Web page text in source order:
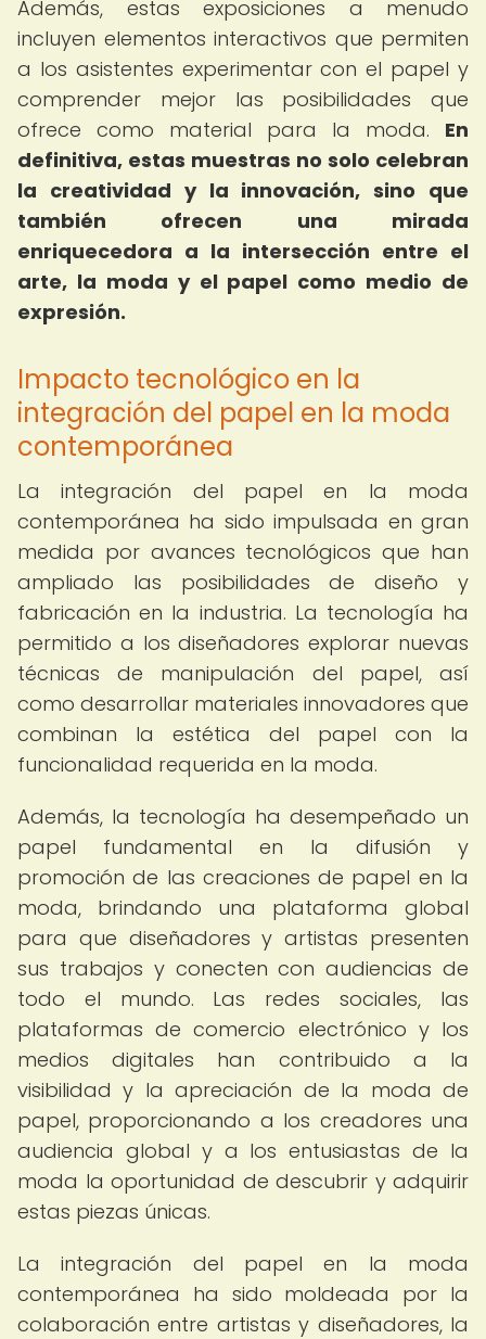
Además, estas exposiciones a menudo
incluyen elementos interactivos que permiten
a los asistentes experimentar con el papel y
comprender mejor las posibilidades que
ofrece como material para la moda. En
definitiva, estas muestras no solo celebran
la creatividad y la innovación, sino que
también ofrecen una mirada
enriquecedora a la intersección entre el
arte, la moda y el papel como medio de
expresión.
Impacto tecnológico en la
integración del papel en la moda
contemporánea
La integración del papel en la moda
contemporánea ha sido impulsada en gran
medida por avances tecnológicos que han
ampliado las posibilidades de diseño y
fabricación en la industria. La tecnología ha
permitido a los diseñadores explorar nuevas
técnicas de manipulación del papel, así
como desarrollar materiales innovadores que
combinan la estética del papel con la
funcionalidad requerida en la moda.
Además, la tecnología ha desempeñado un
papel fundamental en la difusión y
promoción de las creaciones de papel en la
moda, brindando una plataforma global
para que diseñadores y artistas presenten
sus trabajos y conecten con audiencias de
todo el mundo. Las redes sociales, las
plataformas de comercio electrónico y los
medios digitales han contribuido a la
visibilidad y la apreciación de la moda de
papel, proporcionando a los creadores una
audiencia global y a los entusiastas de la
moda la oportunidad de descubrir y adquirir
estas piezas únicas.
La integración del papel en la moda
contemporánea ha sido moldeada por la
colaboración entre artistas y diseñadores, la